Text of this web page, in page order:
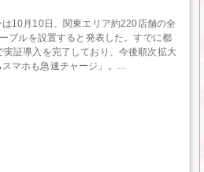
10月10日、関東エリア約220店舗の全
ブルを設置すると発表した。すでに都
証導入を完了しており、今後順次拡大
マホも急速チャージ」。